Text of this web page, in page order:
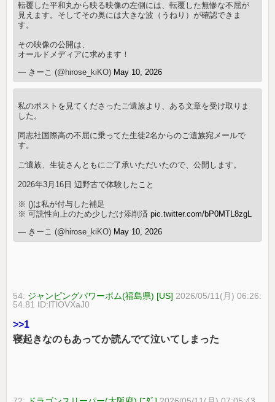
転覆した平和丸から映る映像の左側には、転覆した無惨な不屈が
見えます。そしてその奥には大きな波（うねり）が確認できま
す。
その映像の公開は、
オールドメディアに求めます！
— きーこ (@hirose_kiKO) May 10, 2026
私のポストを見てくださったご遺族より、ある文章を受け取りま
した。
同志社国際高の不屈に乗ってた生徒2名からのご遺族宛メールで
す。
ご遺族、生徒さんともにご了承いただいたので、公開します。
2026年3月16日 辺野古で体験したこと
※ ()は私が付与した補足
※ 可読性向上のため少しだけ添削済pic.twitter.com/bP0MTL8zgL
— きーこ (@hirose_kiKO) May 10, 2026
54: ジャンピングパワーボム(福島県) [US] 2026/05/11(月) 06:26:
54.81 ID:lTlOVXaJ0
>>1
寝起きなのもあってか読んでて泣いてしまった